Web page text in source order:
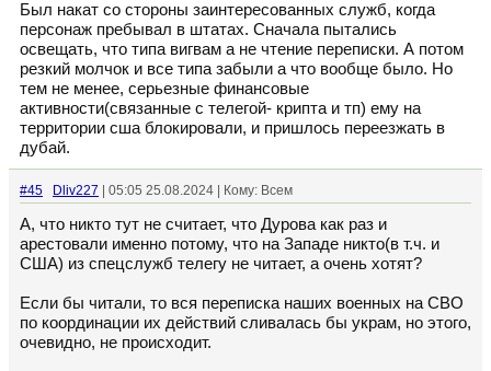
Был накат со стороны заинтересованных служб, когда
персонаж пребывал в штатах. Сначала пытались
освещать, что типа вигвам а не чтение переписки. А потом
резкий молчок и все типа забыли а что вообще было. Но
тем не менее, серьезные финансовые
активности(связанные с телегой- крипта и тп) ему на
территории сша блокировали, и пришлось переезжать в
дубай.
#45 Dliv227 | 05:05 25.08.2024 | Кому: Всем
А, что никто тут не считает, что Дурова как раз и
арестовали именно потому, что на Западе никто(в т.ч. и
США) из спецслужб телегу не читает, а очень хотят?
Если бы читали, то вся переписка наших военных на СВО
по координации их действий сливалась бы украм, но этого,
очевидно, не происходит.